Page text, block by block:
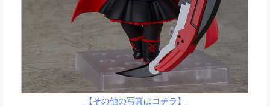
【その他の写真はコチラ】